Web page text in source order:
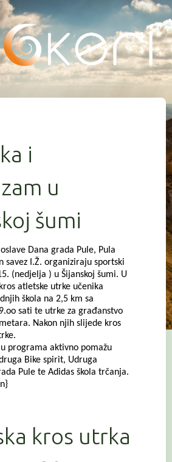
i
u
šumi
Dana grada Pule, Pula
savez I.Ž. organiziraju sportski
(nedjelja ) u Šijanskoj šumi. U
atletske utrke učenika
škola na 2,5 km sa
sati te utrke za građanstvo
Nakon njih slijede kros
programa aktivno pomažu
Bike spirit, Udruga
Pule te Adidas škola trčanja.
kros utrka